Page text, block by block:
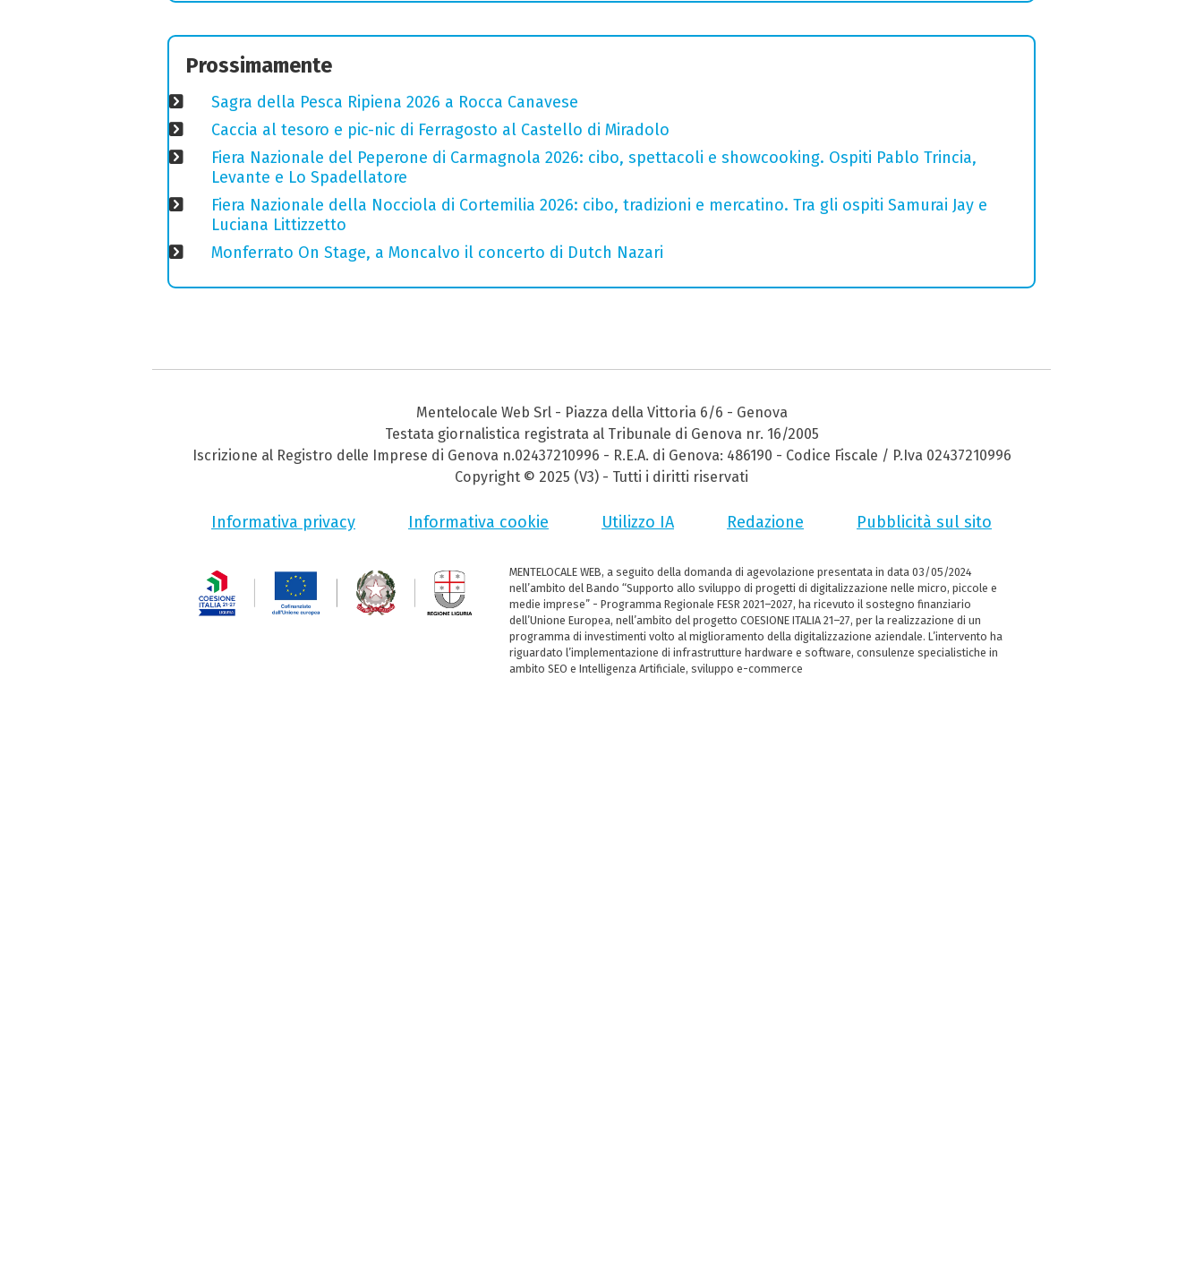
Prossimamente
Sagra della Pesca Ripiena 2026 a Rocca Canavese
Caccia al tesoro e pic-nic di Ferragosto al Castello di Miradolo
Fiera Nazionale del Peperone di Carmagnola 2026: cibo, spettacoli e showcooking. Ospiti Pablo Trincia,
Levante e Lo Spadellatore
Fiera Nazionale della Nocciola di Cortemilia 2026: cibo, tradizioni e mercatino. Tra gli ospiti Samurai Jay e
Luciana Littizzetto
Monferrato On Stage, a Moncalvo il concerto di Dutch Nazari
Mentelocale Web Srl - Piazza della Vittoria 6/6 - Genova
Testata giornalistica registrata al Tribunale di Genova nr. 16/2005
Iscrizione al Registro delle Imprese di Genova n.02437210996 - R.E.A. di Genova: 486190 - Codice Fiscale / P.Iva 02437210996
Copyright © 2025 (V3) - Tutti i diritti riservati
Informativa privacy Informativa cookie Utilizzo IA Redazione Pubblicità sul sito
MENTELOCALE WEB, a seguito della domanda di agevolazione presentata in data 03/05/2024
nell’ambito del Bando “Supporto allo sviluppo di progetti di digitalizzazione nelle micro, piccole e
medie imprese” - Programma Regionale FESR 2021–2027, ha ricevuto il sostegno finanziario
dell’Unione Europea, nell’ambito del progetto COESIONE ITALIA 21–27, per la realizzazione di un
programma di investimenti volto al miglioramento della digitalizzazione aziendale. L’intervento ha
riguardato l’implementazione di infrastrutture hardware e software, consulenze specialistiche in
ambito SEO e Intelligenza Artificiale, sviluppo e-commerce